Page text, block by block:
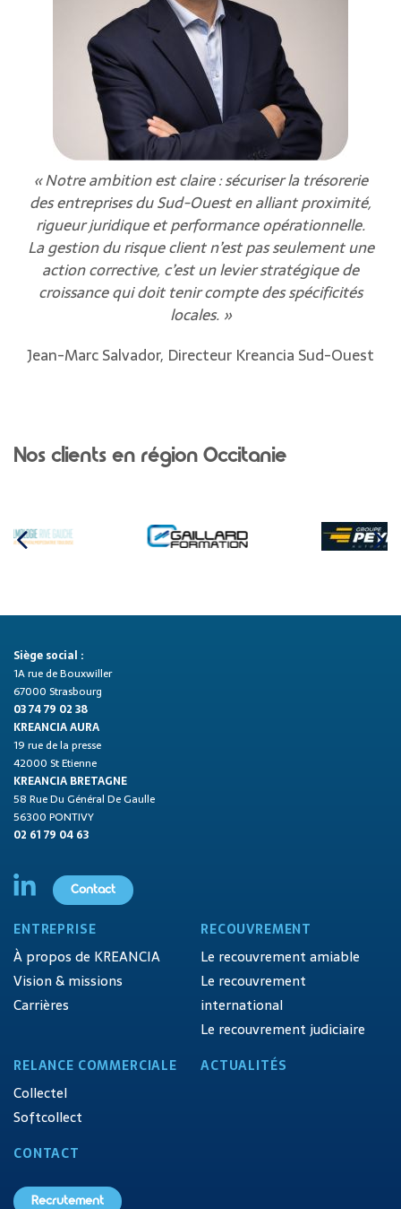
« Notre ambition est claire : sécuriser la trésorerie
des entreprises du Sud-Ouest en alliant proximité,
rigueur juridique et performance opérationnelle.
La gestion du risque client n’est pas seulement une
action corrective, c’est un levier stratégique de
croissance qui doit tenir compte des spécificités
locales. »
Jean-Marc Salvador, Directeur Kreancia Sud-Ouest
Nos clients en région Occitanie
Siège social :
1A rue de Bouxwiller
67000 Strasbourg
03 74 79 02 38
KREANCIA AURA
19 rue de la presse
42000 St Etienne
KREANCIA BRETAGNE
58 Rue Du Général De Gaulle
56300 PONTIVY
02 61 79 04 63
Contact
ENTREPRISE
À propos de KREANCIA
Vision & missions
Carrières
RECOUVREMENT
Le recouvrement amiable
Le recouvrement
international
Le recouvrement judiciaire
RELANCE COMMERCIALE
Collectel
Softcollect
ACTUALITÉS
CONTACT
Recrutement